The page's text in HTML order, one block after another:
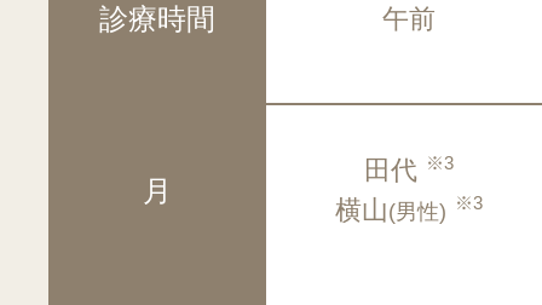
診療時間 午前
月
田代 ※3
横山(男性) ※3